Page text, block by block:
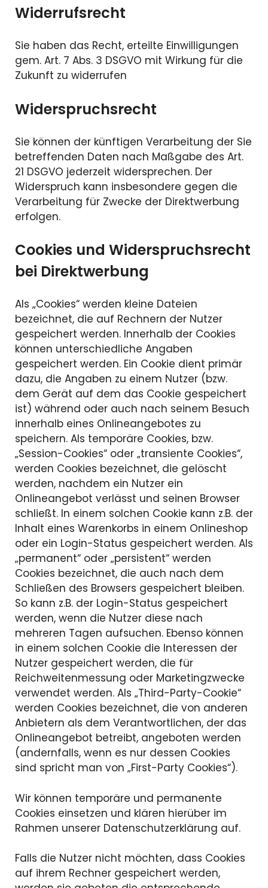
Widerrufsrecht
Sie haben das Recht, erteilte Einwilligungen
gem. Art. 7 Abs. 3 DSGVO mit Wirkung für die
Zukunft zu widerrufen
Widerspruchsrecht
Sie können der künftigen Verarbeitung der Sie
betreffenden Daten nach Maßgabe des Art.
21 DSGVO jederzeit widersprechen. Der
Widerspruch kann insbesondere gegen die
Verarbeitung für Zwecke der Direktwerbung
erfolgen.
Cookies und Widerspruchsrecht
bei Direktwerbung
Als „Cookies“ werden kleine Dateien
bezeichnet, die auf Rechnern der Nutzer
gespeichert werden. Innerhalb der Cookies
können unterschiedliche Angaben
gespeichert werden. Ein Cookie dient primär
dazu, die Angaben zu einem Nutzer (bzw.
dem Gerät auf dem das Cookie gespeichert
ist) während oder auch nach seinem Besuch
innerhalb eines Onlineangebotes zu
speichern. Als temporäre Cookies, bzw.
„Session-Cookies“ oder „transiente Cookies“,
werden Cookies bezeichnet, die gelöscht
werden, nachdem ein Nutzer ein
Onlineangebot verlässt und seinen Browser
schließt. In einem solchen Cookie kann z.B. der
Inhalt eines Warenkorbs in einem Onlineshop
oder ein Login-Status gespeichert werden. Als
„permanent“ oder „persistent“ werden
Cookies bezeichnet, die auch nach dem
Schließen des Browsers gespeichert bleiben.
So kann z.B. der Login-Status gespeichert
werden, wenn die Nutzer diese nach
mehreren Tagen aufsuchen. Ebenso können
in einem solchen Cookie die Interessen der
Nutzer gespeichert werden, die für
Reichweitenmessung oder Marketingzwecke
verwendet werden. Als „Third-Party-Cookie“
werden Cookies bezeichnet, die von anderen
Anbietern als dem Verantwortlichen, der das
Onlineangebot betreibt, angeboten werden
(andernfalls, wenn es nur dessen Cookies
sind spricht man von „First-Party Cookies“).
Wir können temporäre und permanente
Cookies einsetzen und klären hierüber im
Rahmen unserer Datenschutzerklärung auf.
Falls die Nutzer nicht möchten, dass Cookies
auf ihrem Rechner gespeichert werden,